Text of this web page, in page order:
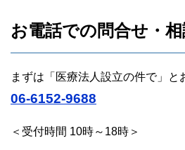
お電話での問合せ・
まずは「医療法人設立の件で」と
06-6152-9688
＜受付時間 10時～18時＞